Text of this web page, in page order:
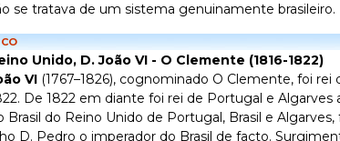
se tratava de um sistema genuinamente brasileiro.
Unido, D. João VI - O Clemente (1816-1822)
VI (1767–1826), cognominado O Clemente, foi rei
De 1822 em diante foi rei de Portugal e
Brasil do Reino Unido de Portugal, Brasil e
D. Pedro o imperador do Brasil de facto.